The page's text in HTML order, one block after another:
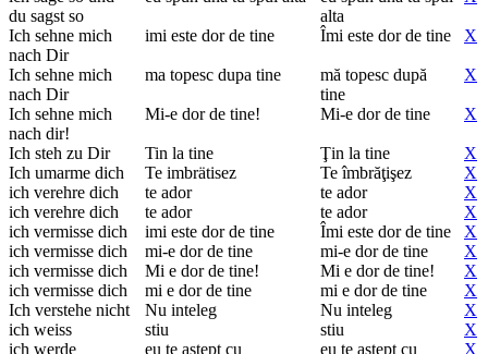
du sagst so
alta
Ich sehne mich
nach Dir
imi este dor de tine Îmi este dor de tine X
Ich sehne mich
nach Dir
ma topesc dupa tine
mă topesc după
tine
X
Ich sehne mich
nach dir!
Mi-e dor de tine! Mi-e dor de tine X
Ich steh zu Dir Tin la tine Ţin la tine
X
Ich umarme dich
Te imbrätisez Te îmbrăţişez
X
ich verehre dich
te ador te ador
X
ich verehre dich
te ador te ador
X
ich vermisse dich
imi este dor de tine Îmi este dor de tine
X
ich vermisse dich
mi-e dor de tine mi-e dor de tine
X
ich vermisse dich
Mi e dor de tine! Mi e dor de tine!
X
ich vermisse dich
mi e dor de tine mi e dor de tine
X
Ich verstehe nicht
Nu inteleg Nu inteleg
X
ich weiss
stiu stiu
X
ich werde
eu te astept cu
eu te aştept cu
X